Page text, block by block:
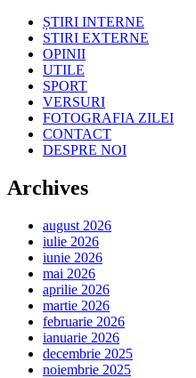
ȘTIRI INTERNE
STIRI EXTERNE
OPINII
UTILE
SPORT
VERSURI
FOTOGRAFIA ZILEI
CONTACT
DESPRE NOI
Archives
august 2026
iulie 2026
iunie 2026
mai 2026
aprilie 2026
martie 2026
februarie 2026
ianuarie 2026
decembrie 2025
noiembrie 2025